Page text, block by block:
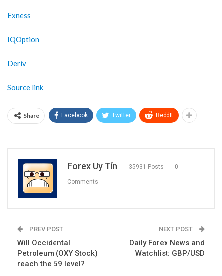
Exness
IQOption
Deriv
Source link
Share Facebook Twitter ReddIt
Forex Uy Tín 35931 Posts 0
Comments
PREV POST
Will Occidental
Petroleum (OXY Stock)
reach the 59 level?
NEXT POST
Daily Forex News and
Watchlist: GBP/USD